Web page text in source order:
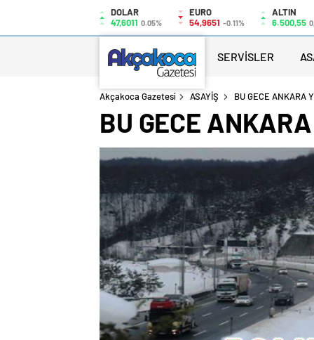
DOLAR
47,6011 0.05%
EURO
54,9651 -0.11%
ALTIN
6.500,55
SERVİSLER
Akçakoca Gazetesi ASAYİŞ BU GECE ANKARA
BU GECE